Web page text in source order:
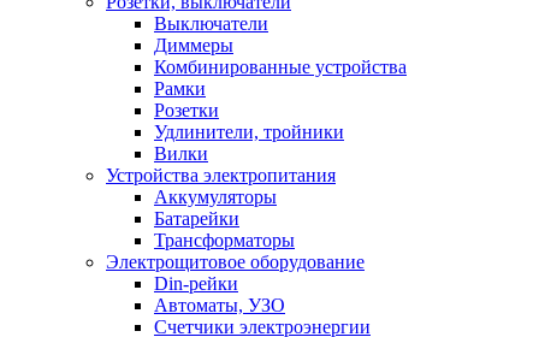
Выключатели
Диммеры
Комбинированные устройства
Рамки
Розетки
Удлинители, тройники
Вилки
Устройства электропитания
Аккумуляторы
Батарейки
Трансформаторы
Электрощитовое оборудование
Din-рейки
Автоматы, УЗО
Счетчики электроэнергии